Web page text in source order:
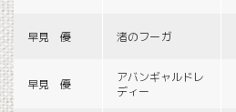
早見 優 渚のフーガ
早見 優
アバンギャルドレ
ディー